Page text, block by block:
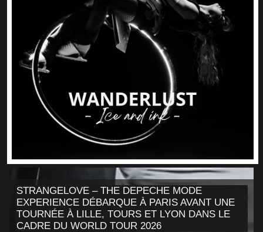
STRANGELOVE – THE DEPECHE MODE
EXPERIENCE DÉBARQUE À PARIS AVANT UNE
TOURNÉE À LILLE, TOURS ET LYON DANS LE
CADRE DU WORLD TOUR 2026